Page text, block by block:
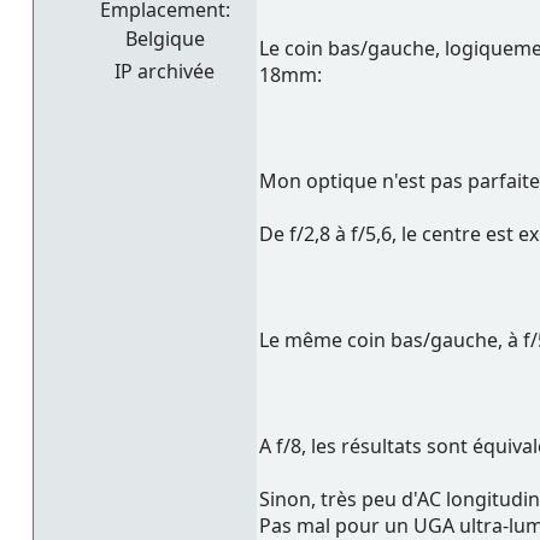
Emplacement:
Belgique
IP archivée
Le coin bas/gauche,
18mm:
Mon optique n'est pas
De f/2,8 à f/5,6, le centre est
Le même coin bas/gauche, à
A f/8, les résultats sont
Sinon, très peu d'AC
Pas mal pour un UGA ultra-